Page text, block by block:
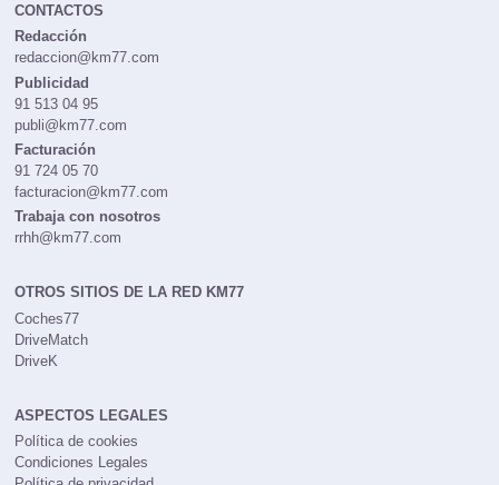
CONTACTOS
Redacción
redaccion@km77.com
Publicidad
91 513 04 95
publi@km77.com
Facturación
91 724 05 70
facturacion@km77.com
Trabaja con nosotros
rrhh@km77.com
OTROS SITIOS DE LA RED KM77
Coches77
DriveMatch
DriveK
ASPECTOS LEGALES
Política de cookies
Condiciones Legales